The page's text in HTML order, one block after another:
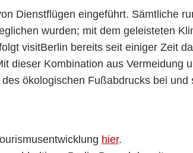
Dienstflügen eingeführt. Sämtliche
wurden; mit dem geleisteten
visitBerlin bereits seit einiger Zeit
dieser Kombination aus Vermeidung
ökologischen Fußabdrucks bei
hier.